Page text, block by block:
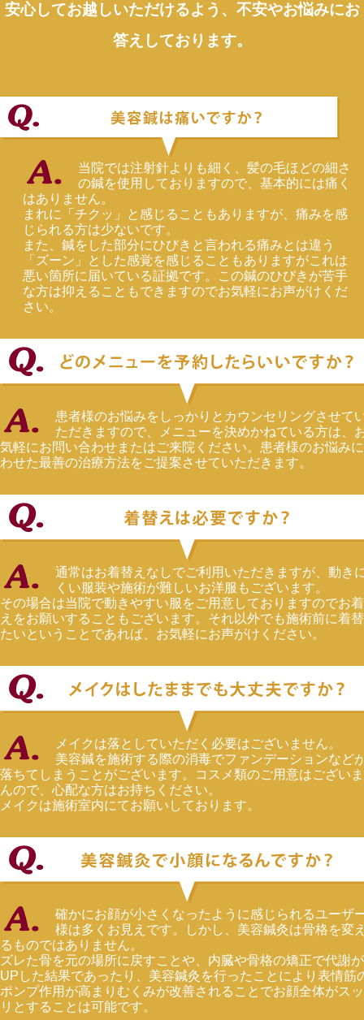
安心してお越しいただけるよう、不安やお悩みにお
答えしております。
当院では注射針よりも細く、髪の毛ほどの細さ
の鍼を使用しておりますので、基本的には痛く
はありません。
まれに「チクッ」と感じることもありますが、痛みを感
じられる方は少ないです。
また、鍼をした部分にひびきと言われる痛みとは違う
「ズーン」とした感覚を感じることもありますがこれは
悪い箇所に届いている証拠です。この鍼のひびきが苦手
な方は抑えることもできますのでお気軽にお声がけくだ
さい。
患者様のお悩みをしっかりとカウンセリングさせて
ただきますので、メニューを決めかねている方は、
気軽にお問い合わせまたはご来院ください。患者様のお悩み
わせた最善の治療方法をご提案させていただきます。
通常はお着替えなしでご利用いただきますが、動き
くい服装や施術が難しいお洋服もございます。
その場合は当院で動きやすい服をご用意しておりますのでお
えをお願いすることもございます。それ以外でも施術前に着
たいということであれば、お気軽にお声がけください。
メイクは落としていただく必要はございません。
美容鍼を施術する際の消毒でファンデーションなど
落ちてしまうことがございます。コスメ類のご用意はござい
んので、心配な方はお持ちください。
メイクは施術室内にてお願いしております。
確かにお顔が小さくなったように感じられるユーザ
様は多くお見えです。しかし、美容鍼灸は骨格を変
るものではありません。
ズレた骨を元の場所に戻すことや、内臓や骨格の矯正で代謝が
UPした結果であったり、美容鍼灸を行ったことにより表情筋
ポンプ作用が高まりむくみが改善されることでお顔全体がス
リとすることは可能です。